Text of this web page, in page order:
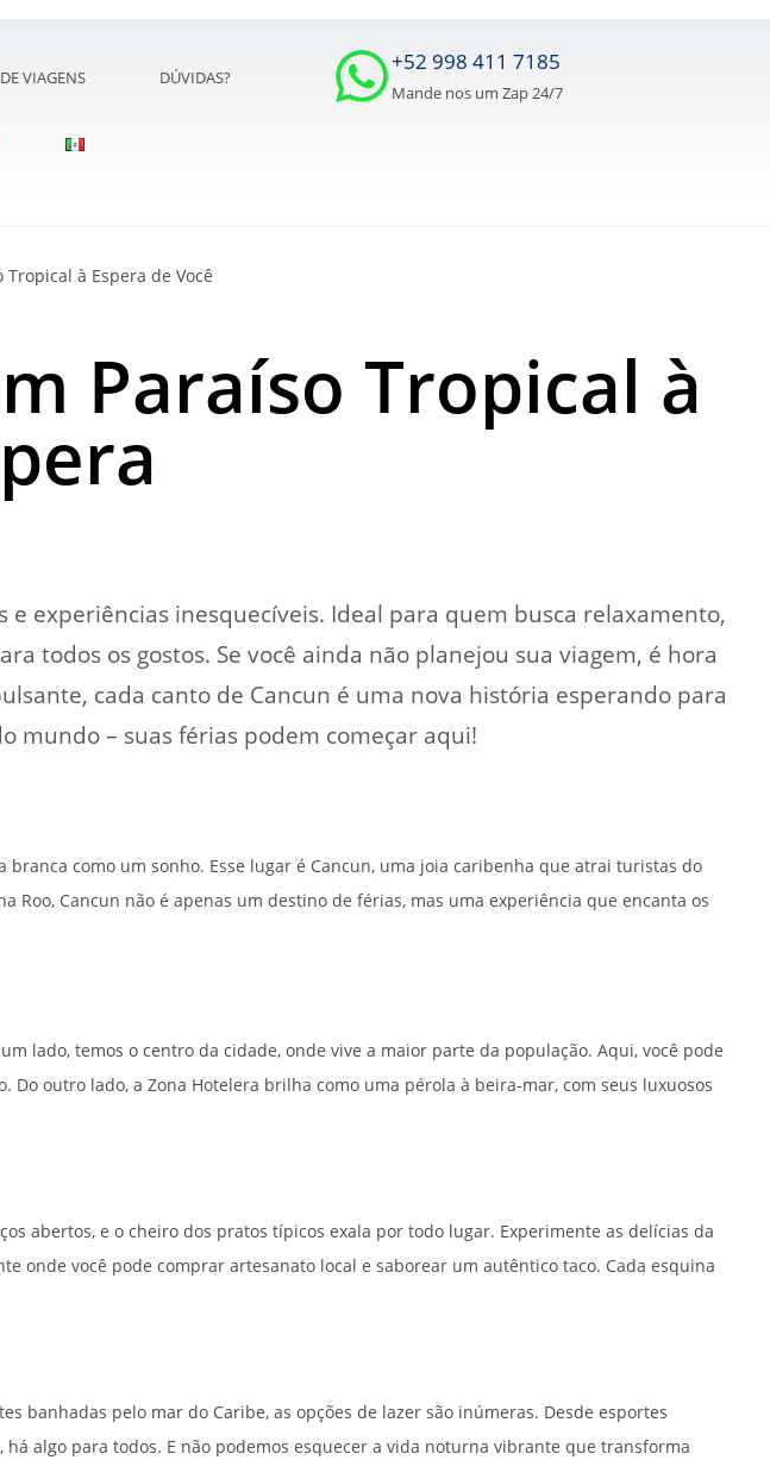
VIAGENS DÚVIDAS?
+52 998 411 7185
Mande nos um Zap 24/7
Paraíso Tropical à
experiências inesquecíveis. Ideal para quem busca relaxamento,
todos os gostos. Se você ainda não planejou sua viagem, é hora
cada canto de Cancun é uma nova história esperando para
mundo – suas férias podem começar aqui!
como um sonho. Esse lugar é Cancun, uma joia caribenha que atrai turistas do
Cancun não é apenas um destino de férias, mas uma experiência que encanta os
lado, temos o centro da cidade, onde vive a maior parte da população. Aqui, você pode
outro lado, a Zona Hotelera brilha como uma pérola à beira-mar, com seus luxuosos
abertos, e o cheiro dos pratos típicos exala por todo lugar. Experimente as delícias da
onde você pode comprar artesanato local e saborear um autêntico taco. Cada esquina
banhadas pelo mar do Caribe, as opções de lazer são inúmeras. Desde esportes
algo para todos. E não podemos esquecer a vida noturna vibrante que transforma